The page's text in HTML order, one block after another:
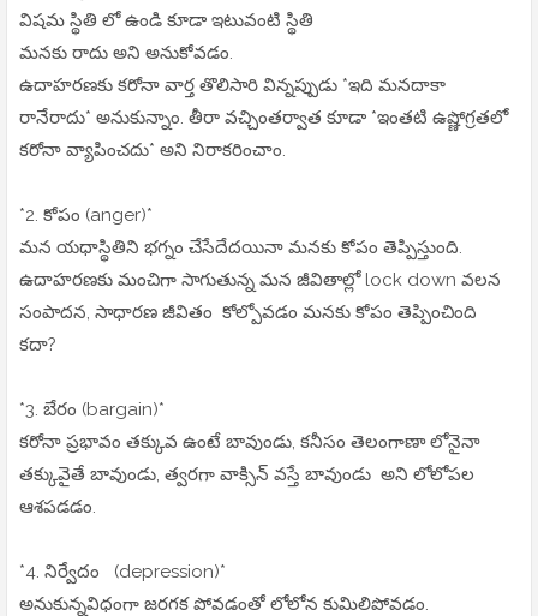
విషమ స్థితి లో ఉండి కూడా ఇటువంటి స్థితి
మనకు రాదు అని అనుకోవడం.
ఉదాహరణకు కరోనా వార్త తొలిసారి విన్నప్పుడు *ఇది మనదాకా
రానేరాదు* అనుకున్నాం. తీరా వచ్చింతర్వాత కూడా *ఇంతటి ఉష్ణోగ్రతలో
కరోనా వ్యాపించదు* అని నిరాకరించాం.
*2. కోపం (anger)*
మన యధాస్థితిని భగ్నం చేసేదేదయినా మనకు కోపం తెప్పిస్తుంది.
ఉదాహరణకు మంచిగా సాగుతున్న మన జీవితాల్లో lock down వలన
సంపాదన, సాధారణ జీవితం కోల్పోవడం మనకు కోపం తెప్పించింది
కదా?
*3. బేరం (bargain)*
కరోనా ప్రభావం తక్కువ ఉంటే బావుండు, కనీసం తెలంగాణా లోనైనా
తక్కువైతే బావుండు, త్వరగా వాక్సిన్ వస్తే బావుండు అని లోలోపల
ఆశపడడం.
*4. నిర్వేదం (depression)*
అనుకున్నవిధంగా జరగక పోవడంతో లోలోన కుమిలిపోవడం.